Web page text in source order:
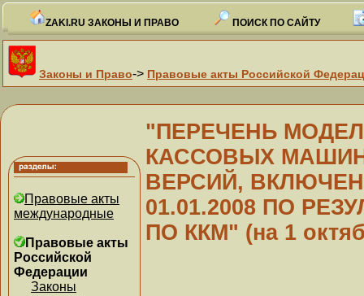
ZAKI.RU ЗАКОНЫ И ПРАВО ПОИСК ПО САЙТУ
Законы и Право-> Правовые акты Российской
Правовые акты
международные
Правовые акты
Российской
Федерации
Законы
"ПЕРЕЧЕНЬ
КАССОВЫХ
ВЕРСИЙ,
01.01.2008 ПО
ПО ККМ" (на 1